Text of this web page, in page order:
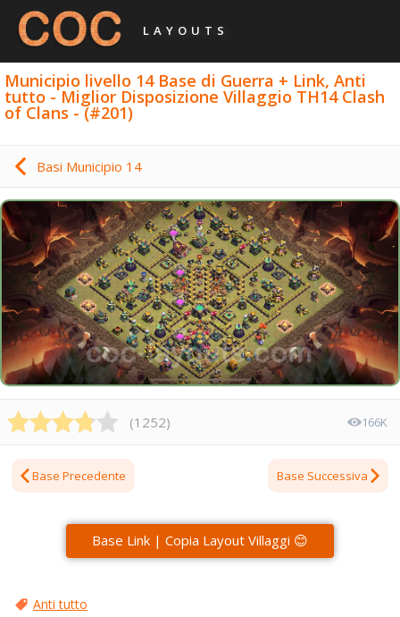
LAYOUTS
Municipio livello 14 Base di Guerra + Link, Anti
tutto - Miglior Disposizione Villaggio TH14 Clash
of Clans - (#201)
Basi Municipio 14
(1252) 166K
Base Precedente Base Successiva
Base Link | Copia Layout Villaggi 😊
Anti tutto